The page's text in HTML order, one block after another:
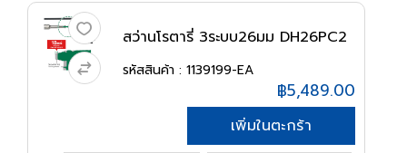
สว่านโรตารี่ 3ระบบ26มม DH26PC2
HIKO...
รหัสสินค้า : 1139199-EA
฿5,489.00
เพิ่มในตะกร้า